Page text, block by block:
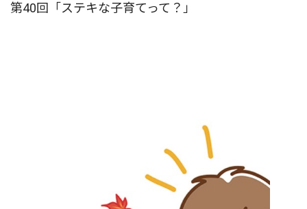
第40回「ステキな子育てって？」